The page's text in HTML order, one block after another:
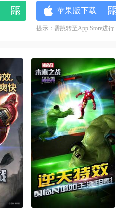
苹果版下载
提示：需跳转至App Store进行